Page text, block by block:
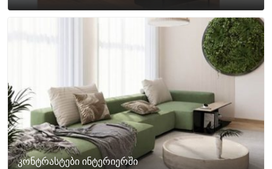
კონტრასტები ინტერიერში